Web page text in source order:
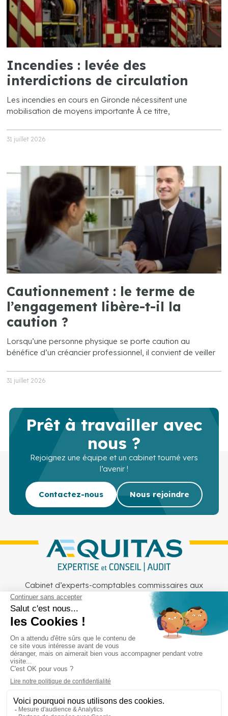
Incendies : levée des
interdictions de circulation
Les incendies en cours en Gironde nécessitent une
mobilisation de moyens importante À ce titre,
31 juillet 2026
Cautionnement : le terme de
l’engagement libère-t-il la
caution ?
Lorsqu’une personne physique se porte caution au
bénéfice d’un créancier professionnel, il convient de veiller
31 juillet 2026
Prêt à travailler avec
nous ?
Rejoignez une équipe et un cabinet tourné vers
l’avenir !
Contactez-nous Nous rejoindre
Cabinet d’experts-comptables commissaires aux
comptes sur Lille, Lens et Douai
Services Secteurs Outils
Cabinet
Recrutement